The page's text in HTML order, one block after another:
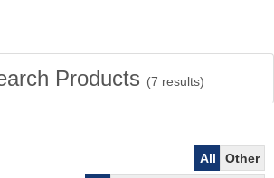
Products (7 results)
All
Other